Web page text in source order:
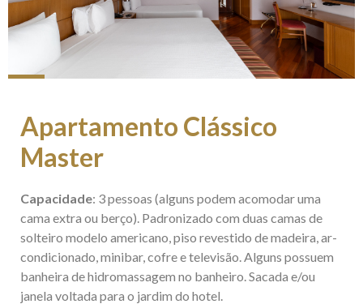
Apartamento Clássico
Master
Capacidade: 3 pessoas (alguns podem acomodar uma
cama extra ou berço). Padronizado com duas camas de
solteiro modelo americano, piso revestido de madeira, ar-
condicionado, minibar, cofre e televisão. Alguns possuem
banheira de hidromassagem no banheiro. Sacada e/ou
janela voltada para o jardim do hotel.